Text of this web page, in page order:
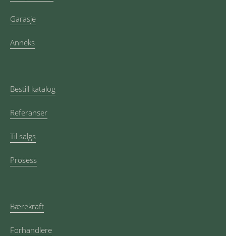
Garasje
Anneks
Bestill katalog
Referanser
Til salgs
Prosess
Bærekraft
Forhandlere